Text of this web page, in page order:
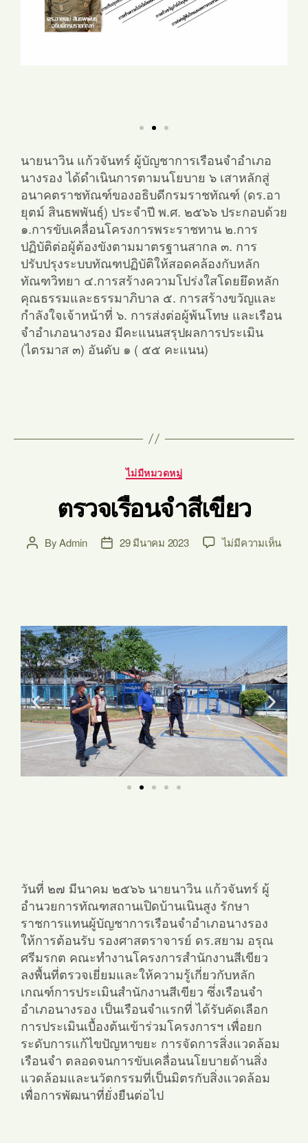
นายนาวิน แก้วจันทร์ ผู้บัญชาการเรือนจำอำเภอ
นางรอง ได้ดำเนินการตามนโยบาย ๖ เสาหลักสู่
อนาคตราชทัณฑ์ของอธิบดีกรมราชทัณฑ์ (ดร.อา
ยุตม์ สินธพพันธุ์) ประจำปี พ.ศ. ๒๕๖๖ ประกอบด้วย
๑.การขับเคลื่อนโครงการพระราชทาน ๒.การ
ปฏิบัติต่อผู้ต้องขังตามมาตรฐานสากล ๓. การ
ปรับปรุงระบบทัณฑปฏิบัติให้สอดคล้องกับหลัก
ทัณฑวิทยา ๔.การสร้างความโปร่งใสโดยยึดหลัก
คุณธรรมและธรรมาภิบาล ๕. การสร้างขวัญและ
กำลังใจเจ้าหน้าที่ ๖. การส่งต่อผู้พ้นโทษ และเรือน
จำอำเภอนางรอง มีคะแนนสรุปผลการประเมิน
(ไตรมาส ๓) อันดับ ๑ ( ๕๕ คะแนน)
ไม่มีหมวดหมู่
ตรวจเรือนจำสีเขียว
ByAdmin 29 มีนาคม 2023 ไม่มีความเห็น
วันที่ ๒๗ มีนาคม ๒๕๖๖ นายนาวิน แก้วจันทร์ ผู้
อำนวยการทัณฑสถานเปิดบ้านเนินสูง รักษา
ราชการแทนผู้บัญชาการเรือนจำอำเภอนางรอง
ให้การต้อนรับ รองศาสตราจารย์ ดร.สยาม อรุณ
ศรีมรกต คณะทำงานโครงการสำนักงานสีเขียว
ลงพื้นที่ตรวจเยี่ยมและให้ความรู้เกี่ยวกับหลัก
เกณฑ์การประเมินสำนักงานสีเขียว ซึ่งเรือนจำ
อำเภอนางรอง เป็นเรือนจำแรกที่ ได้รับคัดเลือก
การประเมินเบื้องต้นเข้าร่วมโครงการฯ เพื่อยก
ระดับการแก้ไขปัญหาขยะ การจัดการสิ่งแวดล้อม
เรือนจำ ตลอดจนการขับเคลื่อนนโยบายด้านสิ่ง
แวดล้อมและนวัตกรรมที่เป็นมิตรกับสิ่งแวดล้อม
เพื่อการพัฒนาที่ยั่งยืนต่อไป